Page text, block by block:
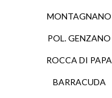
MONTAGNANO
POL. GENZANO
ROCCA DI PAPA
BARRACUDA